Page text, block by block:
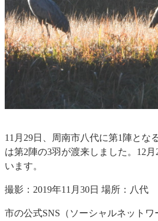
11月29日、周南市八代に第1陣とな
は第2陣の3羽が渡来しました。12
います。
撮影：2019年11月30日 場所：八代
市の公式SNS（ソーシャルネット